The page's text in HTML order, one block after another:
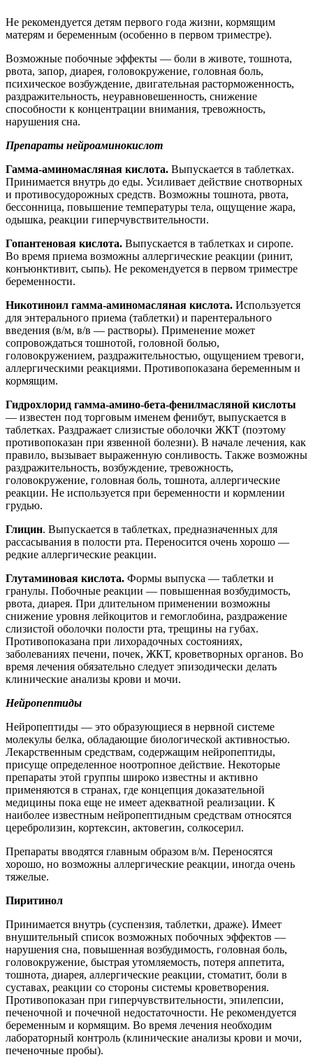
Не рекомендуется детям первого года жизни, кормящим
матерям и беременным (особенно в первом триместре).
Возможные побочные эффекты — боли в животе, тошнота,
рвота, запор, диарея, головокружение, головная боль,
психическое возбуждение, двигательная расторможенность,
раздражительность, неуравновешенность, снижение
способности к концентрации внимания, тревожность,
нарушения сна.
Препараты нейроаминокислот
Гамма-аминомасляная кислота. Выпускается в таблетках.
Принимается внутрь до еды. Усиливает действие снотворных
и противосудорожных средств. Возможны тошнота, рвота,
бессонница, повышение температуры тела, ощущение жара,
одышка, реакции гиперчувствительности.
Гопантеновая кислота. Выпускается в таблетках и сиропе.
Во время приема возможны аллергические реакции (ринит,
конъюнктивит, сыпь). Не рекомендуется в первом триместре
беременности.
Никотиноил гамма-аминомасляная кислота. Используется
для энтерального приема (таблетки) и парентерального
введения (в/м, в/в — растворы). Применение может
сопровождаться тошнотой, головной болью,
головокружением, раздражительностью, ощущением тревоги,
аллергическими реакциями. Противопоказана беременным и
кормящим.
Гидрохлорид гамма-амино-бета-фенилмасляной кислоты
— известен под торговым именем фенибут, выпускается в
таблетках. Раздражает слизистые оболочки ЖКТ (поэтому
противопоказан при язвенной болезни). В начале лечения, как
правило, вызывает выраженную сонливость. Также возможны
раздражительность, возбуждение, тревожность,
головокружение, головная боль, тошнота, аллергические
реакции. Не используется при беременности и кормлении
грудью.
Глицин. Выпускается в таблетках, предназначенных для
рассасывания в полости рта. Переносится очень хорошо —
редкие аллергические реакции.
Глутаминовая кислота. Формы выпуска — таблетки и
гранулы. Побочные реакции — повышенная возбудимость,
рвота, диарея. При длительном применении возможны
снижение уровня лейкоцитов и гемоглобина, раздражение
слизистой оболочки полости рта, трещины на губах.
Противопоказана при лихорадочных состояниях,
заболеваниях печени, почек, ЖКТ, кроветворных органов. Во
время лечения обязательно следует эпизодически делать
клинические анализы крови и мочи.
Нейропептиды
Нейропептиды — это образующиеся в нервной системе
молекулы белка, обладающие биологической активностью.
Лекарственным средствам, содержащим нейропептиды,
присуще определенное ноотропное действие. Некоторые
препараты этой группы широко известны и активно
применяются в странах, где концепция доказательной
медицины пока еще не имеет адекватной реализации. К
наиболее известным нейропептидным средствам относятся
церебролизин, кортексин, актовегин, солкосерил.
Препараты вводятся главным образом в/м. Переносятся
хорошо, но возможны аллергические реакции, иногда очень
тяжелые.
Пиритинол
Принимается внутрь (суспензия, таблетки, драже). Имеет
внушительный список возможных побочных эффектов —
нарушения сна, повышенная возбудимость, головная боль,
головокружение, быстрая утомляемость, потеря аппетита,
тошнота, диарея, аллергические реакции, стоматит, боли в
суставах, реакции со стороны системы кроветворения.
Противопоказан при гиперчувствительности, эпилепсии,
печеночной и почечной недостаточности. Не рекомендуется
беременным и кормящим. Во время лечения необходим
лабораторный контроль (клинические анализы крови и мочи,
печеночные пробы).